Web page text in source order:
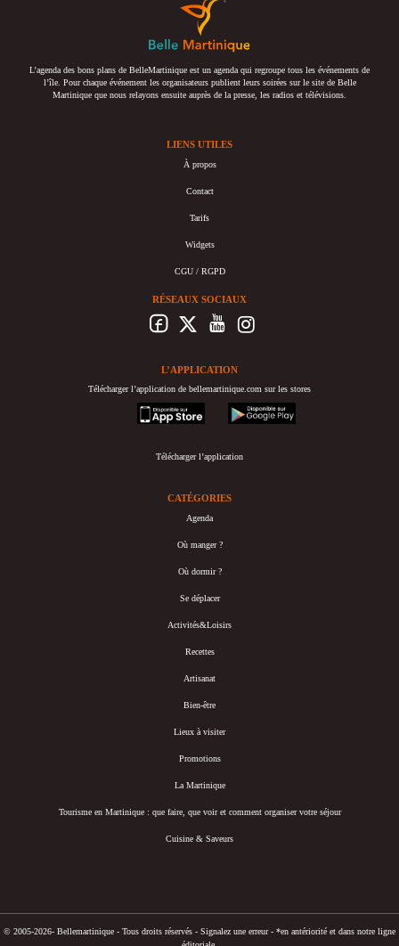
L’agenda des bons plans de BelleMartinique est un agenda qui regroupe tous les événements de
l’île. Pour chaque événement les organisateurs publient leurs soirées sur le site de Belle
Martinique que nous relayons ensuite auprès de la presse, les radios et télévisions.
LIENS UTILES
À propos
Contact
Tarifs
Widgets
CGU / RGPD
RÉSEAUX SOCIAUX
L’APPLICATION
Télécharger l’application de bellemartinique.com sur les stores
appstore
googleplay
Télécharger l’application
CATÉGORIES
Agenda
Où manger ?
Où dormir ?
Se déplacer
Activités&Loisirs
Recettes
Artisanat
Bien-être
Lieux à visiter
Promotions
La Martinique
Tourisme en Martinique : que faire, que voir et comment organiser votre séjour
Cuisine & Saveurs
© 2005-2026- Bellemartinique - Tous droits réservés - Signalez une erreur - *en antériorité et dans notre ligne